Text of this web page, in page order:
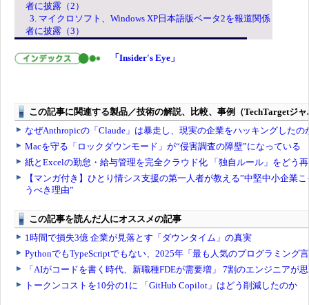
者に披露（2）
3. マイクロソフト、Windows XP日本語版ベータ2を報道関係
者に披露（3）
「Insider's Eye」